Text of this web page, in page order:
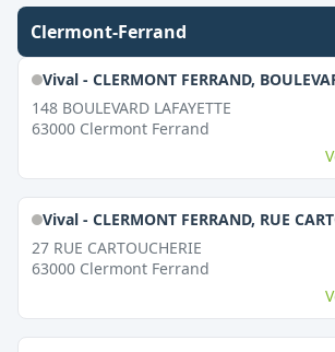
Clermont-Ferrand
Vival - CLERMONT FERRAND,
148 BOULEVARD LAFAYETTE
63000 Clermont Ferrand
Vival - CLERMONT FERRAND, RUE
27 RUE CARTOUCHERIE
63000 Clermont Ferrand